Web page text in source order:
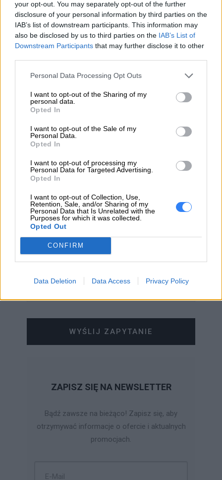
your opt-out. You may separately opt-out of the further
disclosure of your personal information by third parties on the
IAB’s list of downstream participants. This information may
also be disclosed by us to third parties on the IAB’s List of
Downstream Participants that may further disclose it to other
Personal Data Processing Opt Outs
I want to opt-out of the Sharing of my
personal data.
Opted In
I want to opt-out of the Sale of my
Personal Data.
Opted In
I want to opt-out of processing my
Personal Data for Targeted Advertising.
Opted In
I want to opt-out of Collection, Use,
Retention, Sale, and/or Sharing of my
Personal Data that Is Unrelated with the
Purposes for which it was collected.
Opted Out
CONFIRM
Data Deletion Data Access Privacy Policy
ZAPYTAJ O PRODUKT
FRU02DL012"
EMAIL
WIADOMOŚĆ
WYŚLIJ ZAPYTANIE
ZAPISZ SIĘ NA NEWSLETTER
Bądź zawsze na bieżąco! Zapisz się, aby
otrzymywać informacje o ofercie i aktualnych
promocjach.